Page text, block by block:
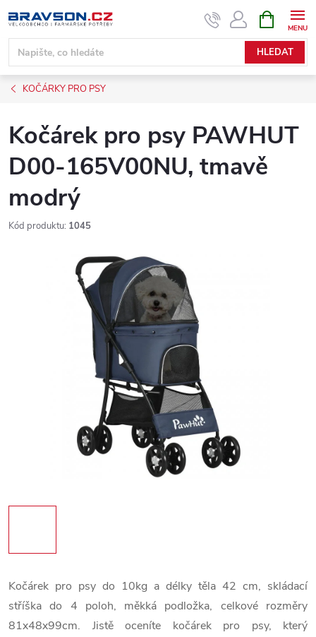
na
obsah
HLEDAT
NÁKUPNÍ
KOŠÍK
KOČÁRKY PRO PSY
Kočárek pro psy PAWHUT
D00-165V00NU, tmavě
modrý
Kód produktu: 1045
Kočárek pro psy do 10kg a délky těla 42 cm, skládací
stříška do 4 poloh, měkká podložka, celkové rozměry
81x48x99cm. Jistě oceníte kočárek pro psy, který